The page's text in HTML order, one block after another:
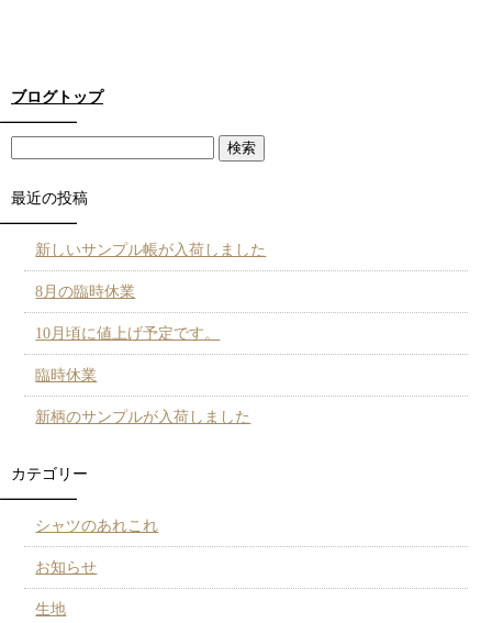
ブログトップ
最近の投稿
新しいサンプル帳が入荷しました
8月の臨時休業
10月頃に値上げ予定です。
臨時休業
新柄のサンプルが入荷しました
カテゴリー
シャツのあれこれ
お知らせ
生地